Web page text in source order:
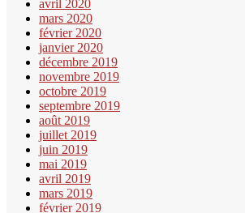
avril 2020
mars 2020
février 2020
janvier 2020
décembre 2019
novembre 2019
octobre 2019
septembre 2019
août 2019
juillet 2019
juin 2019
mai 2019
avril 2019
mars 2019
février 2019